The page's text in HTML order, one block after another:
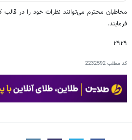
مخاطبان محترم می‌توانند نظرات خود را در
فرمایند.
۲۹۲۹
کد مطلب2232592